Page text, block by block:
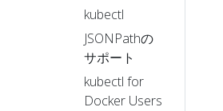
kubectl
JSONPathの
サポート
kubectl for
Docker Users